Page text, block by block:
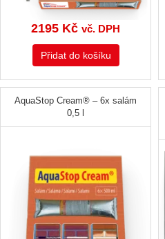
2195 Kč vč. DPH
Přidat do košíku
AquaStop Cream® – 6x salám
0,5 l